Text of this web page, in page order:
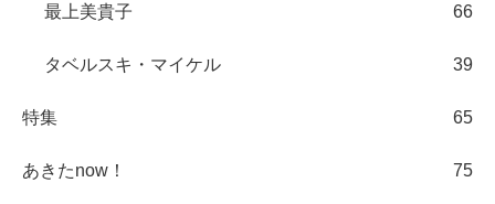
最上美貴子 66
タベルスキ・マイケル 39
特集 65
あきたnow！ 75